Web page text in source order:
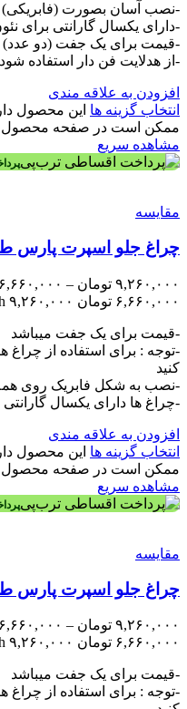
-نصب آسان بصورت (فابریکی)
-دارای یکسال گارانتی برای
-قیمت برای یک جفت (دو عدد)
-از هدلایت فن دار استفاده شود
افزودن به علاقه مندی
انتخاب گزینه ها این محصول
ممکن است در صفحه محصول
مشاهده سریع
مقایسه
چراغ جلو اسپرت پارس
۹,۲۶۰,۰۰۰ تومان – ۶,۶۶۰,۰۰۰
۶,۶۶۰,۰۰۰ تومان through ۹,۲۶۰,۰۰۰ تومان
-قیمت برای یک جفت میباشد
-توجه : برای استفاده از چراغ
کنید
-نصب به شکل فابریک روی
-چراغ ها دارای یکسال
افزودن به علاقه مندی
انتخاب گزینه ها این محصول
ممکن است در صفحه محصول
مشاهده سریع
مقایسه
چراغ جلو اسپرت پارس
۹,۲۶۰,۰۰۰ تومان – ۶,۶۶۰,۰۰۰
۶,۶۶۰,۰۰۰ تومان through ۹,۲۶۰,۰۰۰ تومان
-قیمت برای یک جفت میباشد
-توجه : برای استفاده از چراغ